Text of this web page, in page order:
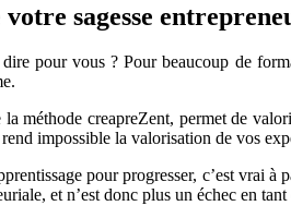
sagesse
pour vous ? Pour beaucoup de
méthode creapreZent, permet de
impossible la valorisation de vos
pour progresser, c’est vrai
et n’est donc plus un échec en tant